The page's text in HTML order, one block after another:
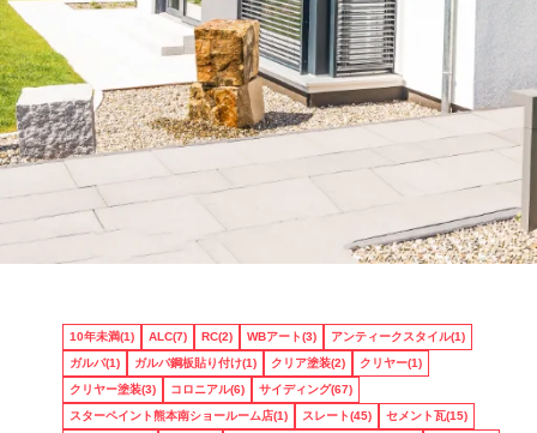
10年未満(1) ALC(7) RC(2) WBアート(3)
アンティークスタイル(1)
ガルバ(1)
ガルバ鋼板貼り付け(1) クリア塗装(2)
クリヤー(1)
クリヤー塗装(3)
コロニアル(6)
サイディング(67)
スターペイント熊本南ショールーム店(1)
スレート(45)
セメント瓦(15)